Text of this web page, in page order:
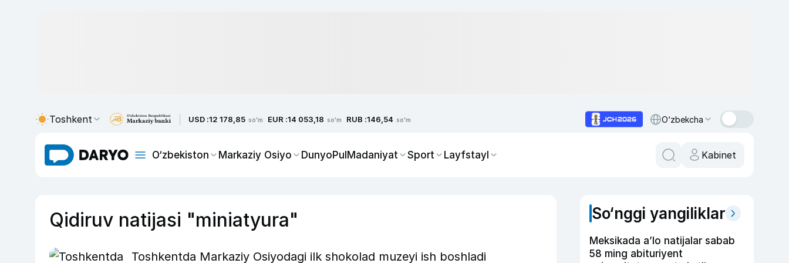
Toshkent USD :12 178,85 so'm EUR :14 053,18 so'm RUB :146,54 so'm O‘zbekcha
O‘zbekiston Markaziy Osiyo DunyoPulMadaniyat Sport Layfstayl Kabinet
Qidiruv natijasi "miniatyura"
Toshkentda Markaziy Osiyodagi ilk shokolad muzeyi ish boshladi
So‘nggi yangiliklar
Meksikada a’lo natijalar sabab
58 ming abituriyent